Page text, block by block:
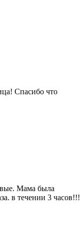
Спасибо что
Мама была
в течении 3 часов!!!